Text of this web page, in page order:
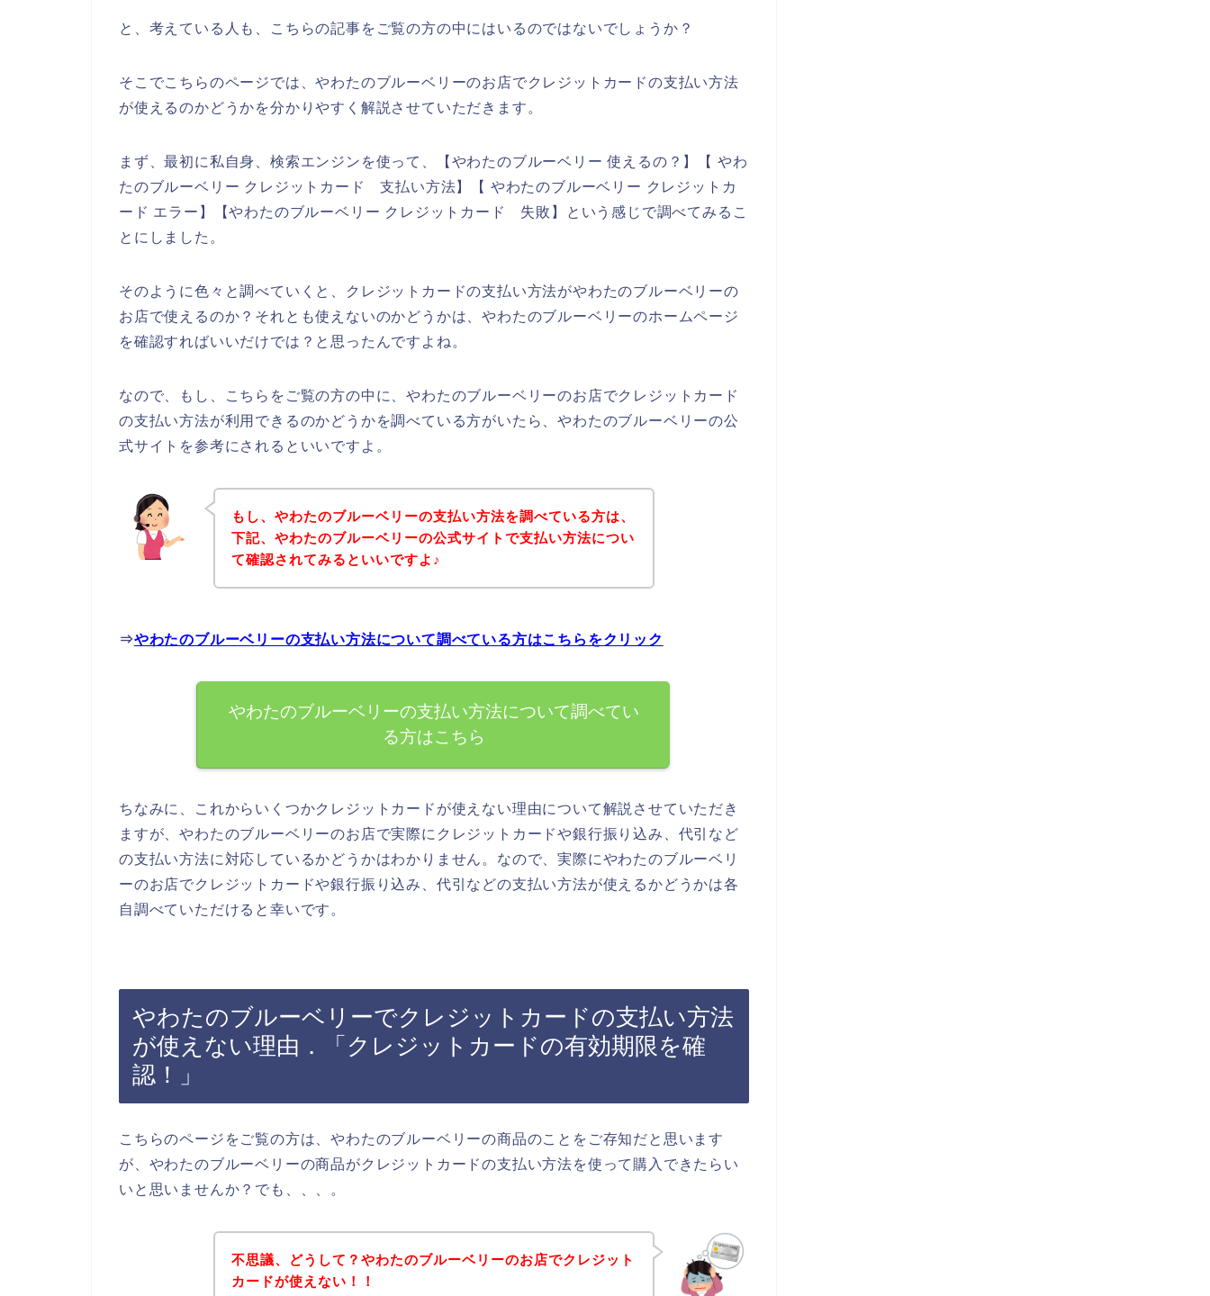
と、考えている人も、こちらの記事をご覧の方の中にはいるのではないでしょうか？
そこでこちらのページでは、やわたのブルーベリーのお店でクレジットカードの支払い方法
が使えるのかどうかを分かりやすく解説させていただきます。
まず、最初に私自身、検索エンジンを使って、【やわたのブルーベリー 使えるの？】【 やわ
たのブルーベリー クレジットカード 支払い方法】【 やわたのブルーベリー クレジットカ
ード エラー】【やわたのブルーベリー クレジットカード 失敗】という感じで調べてみるこ
とにしました。
そのように色々と調べていくと、クレジットカードの支払い方法がやわたのブルーベリーの
お店で使えるのか？それとも使えないのかどうかは、やわたのブルーベリーのホームページ
を確認すればいいだけでは？と思ったんですよね。
なので、もし、こちらをご覧の方の中に、やわたのブルーベリーのお店でクレジットカード
の支払い方法が利用できるのかどうかを調べている方がいたら、やわたのブルーベリーの公
式サイトを参考にされるといいですよ。
もし、やわたのブルーベリーの支払い方法を調べている方は、
下記、やわたのブルーベリーの公式サイトで支払い方法につい
て確認されてみるといいですよ♪
⇒やわたのブルーベリーの支払い方法について調べている方はこちらをクリック
やわたのブルーベリーの支払い方法について調べてい
る方はこちら
ちなみに、これからいくつかクレジットカードが使えない理由について解説させていただき
ますが、やわたのブルーベリーのお店で実際にクレジットカードや銀行振り込み、代引など
の支払い方法に対応しているかどうかはわかりません。なので、実際にやわたのブルーベリ
ーのお店でクレジットカードや銀行振り込み、代引などの支払い方法が使えるかどうかは各
自調べていただけると幸いです。
やわたのブルーベリーでクレジットカードの支払い方法
が使えない理由．「クレジットカードの有効期限を確
認！」
こちらのページをご覧の方は、やわたのブルーベリーの商品のことをご存知だと思います
が、やわたのブルーベリーの商品がクレジットカードの支払い方法を使って購入できたらい
いと思いませんか？でも、、、。
不思議、どうして？やわたのブルーベリーのお店でクレジット
カードが使えない！！